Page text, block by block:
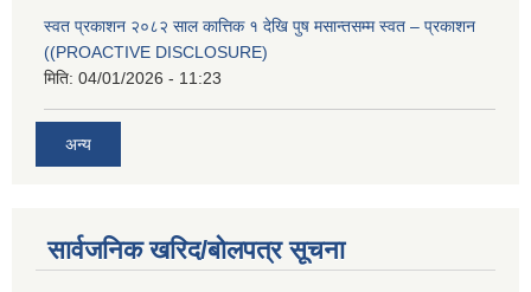
स्वत प्रकाशन २०८२ साल कात्तिक १ देखि पुष मसान्तसम्म स्वत – प्रकाशन
((PROACTIVE DISCLOSURE)
मिति: 04/01/2026 - 11:23
अन्य
सार्वजनिक खरिद/बोलपत्र सूचना